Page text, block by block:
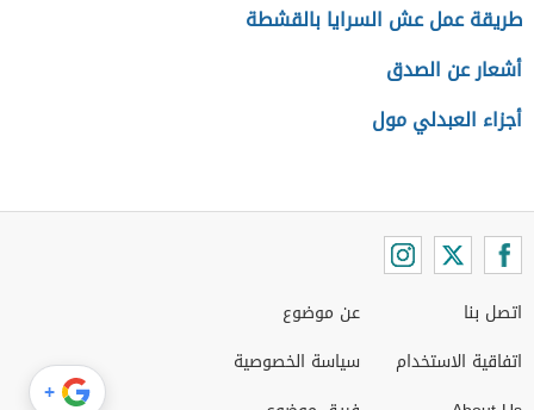
طريقة عمل عش السرايا بالقشطة
أشعار عن الصدق
أجزاء العبدلي مول
اتصل بنا
اتفاقية الاستخدام
عن موضوع
سياسة الخصوصية
+